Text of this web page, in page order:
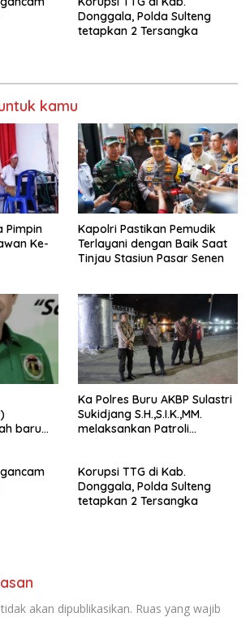
Donggala, Polda Sulteng
tetapkan 2 Tersangka
kamu
Pimpin
Ke-
Kapolri Pastikan Pemudik
Terlayani dengan Baik Saat
Tinjau Stasiun Pasar Senen
baru
Ka Polres Buru AKBP Sulastri
Sukidjang S.H.,S.I.K.,MM.
melaksankan Patroli
Korupsi TTG di Kab.
Donggala, Polda Sulteng
tetapkan 2 Tersangka
akan dipublikasikan. Ruas yang wajib